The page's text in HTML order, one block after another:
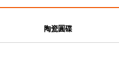
陶瓷圓碟